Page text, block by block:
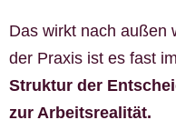
Das wirkt nach außen
der Praxis ist es fast
Struktur der
zur Arbeitsrealität.